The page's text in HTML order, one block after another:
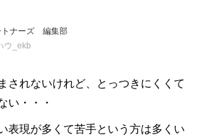
トナーズ 編集部
ウ_ekb
されないけれど、とっつきにくくて
い・・・
表現が多くて苦手という方は多くい